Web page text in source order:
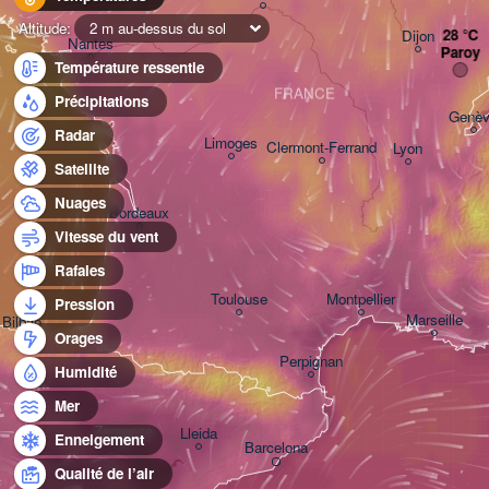
Altitude:
2 m au-dessus du sol
Température ressentie
Précipitations
Radar
Satellite
Nuages
Vitesse du vent
Rafales
Pression
Orages
Humidité
Mer
Enneigement
Qualité de l’air
Zaragoza
Bordeaux
Nantes
Bilbao
Barcelona
Lyon
Marseille
Montpellier
Perpignan
Dijon
Lleida
Clermont-Ferrand
Limoges
Toulouse
FRANCE
Paroy